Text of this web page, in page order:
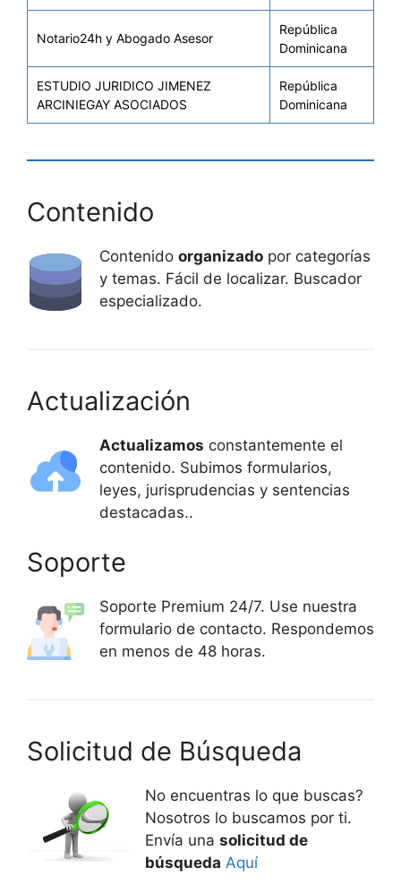
Notario24h y Abogado Asesor
República
Dominicana
ESTUDIO JURIDICO JIMENEZ
ARCINIEGAY ASOCIADOS
República
Dominicana
Contenido
Contenido organizado por categorías
y temas. Fácil de localizar. Buscador
especializado.
Actualización
Actualizamos constantemente el
contenido. Subimos formularios,
leyes, jurisprudencias y sentencias
destacadas..
Soporte
Soporte Premium 24/7. Use nuestra
formulario de contacto. Respondemos
en menos de 48 horas.
Solicitud de Búsqueda
No encuentras lo que buscas?
Nosotros lo buscamos por ti.
Envía una solicitud de
búsqueda Aquí